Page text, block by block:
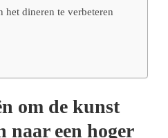
het dineren te verbeteren
om de kunst
naar een hoger